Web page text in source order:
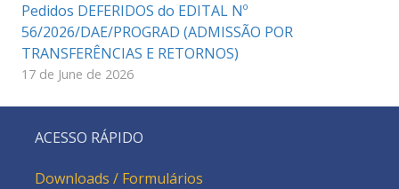
Pedidos DEFERIDOS do EDITAL Nº
56/2026/DAE/PROGRAD (ADMISSÃO POR
TRANSFERÊNCIAS E RETORNOS)
17 de June de 2026
ACESSO RÁPIDO
Downloads / Formulários